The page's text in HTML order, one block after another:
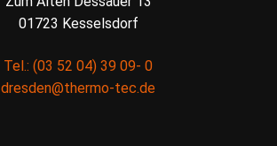
01723 Kesselsdorf
Tel.: (03 52 04) 39 09- 0
dresden@thermo-tec.de